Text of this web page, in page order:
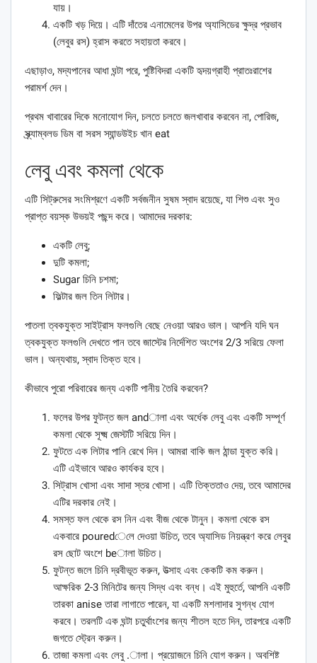
যায়।
একটি খড় দিয়ে। এটি দাঁতের এনামেলের উপর অ্যাসিডের ক্ষুদ্র প্রভাব
(লেবুর রস) হ্রাস করতে সহায়তা করবে।
এছাড়াও, মদ্যপানের আধা ঘন্টা পরে, পুষ্টিবিদরা একটি হৃদয়গ্রাহী প্রাতঃরাশের
পরামর্শ দেন।
প্রথম খাবারের দিকে মনোযোগ দিন, চলতে চলতে জলখাবার করবেন না, পোরিজ,
স্ক্র্যাম্বলড ডিম বা সরস স্যান্ডউইচ খান eat
লেবু এবং কমলা থেকে
এটি সিট্রুসের সংমিশ্রণে একটি সর্বজনীন সুষম স্বাদ রয়েছে, যা শিশু এবং সুও
প্রাপ্ত বয়স্ক উভয়ই পছন্দ করে। আমাদের দরকার:
একটি লেবু;
দুটি কমলা;
Sugar চিনি চশমা;
ফিল্টার জল তিন লিটার।
পাতলা ত্বকযুক্ত সাইট্রাস ফলগুলি বেছে নেওয়া আরও ভাল। আপনি যদি ঘন
ত্বকযুক্ত ফলগুলি দেখতে পান তবে জাস্টের নির্দেশিত অংশের 2/3 সরিয়ে ফেলা
ভাল। অন্যথায়, স্বাদ তিক্ত হবে।
কীভাবে পুরো পরিবারের জন্য একটি পানীয় তৈরি করবেন?
ফলের উপর ফুটন্ত জল andালা এবং অর্ধেক লেবু এবং একটি সম্পূর্ণ
কমলা থেকে সূক্ষ্ম জেস্টটি সরিয়ে দিন।
ফুটতে এক লিটার পানি রেখে দিন। আমরা বাকি জল ঠান্ডা যুক্ত করি।
এটি এইভাবে আরও কার্যকর হবে।
সিট্রাস খোসা এবং সাদা স্তর খোসা। এটি তিক্ততাও দেয়, তবে আমাদের
এটির দরকার নেই।
সমস্ত ফল থেকে রস নিন এবং বীজ থেকে টানুন। কমলা থেকে রস
একবারে pouredেলে দেওয়া উচিত, তবে অ্যাসিড নিয়ন্ত্রণ করে লেবুর
রস ছোট অংশে beালা উচিত।
ফুটন্ত জলে চিনি দ্রবীভূত করুন, উত্সাহ এবং কেকটি কম করুন।
আক্ষরিক 2-3 মিনিটের জন্য সিদ্ধ এবং বন্ধ। এই মুহুর্তে, আপনি একটি
তারকা anise তারা লাগাতে পারেন, যা একটি মশলাদার সুগন্ধ যোগ
করবে। তরলটি এক ঘন্টা চতুর্থাংশের জন্য শীতল হতে দিন, তারপরে একটি
জগতে স্ট্রেন করুন।
তাজা কমলা এবং লেবু .ালা। প্রয়োজনে চিনি যোগ করুন। অবশিষ্ট